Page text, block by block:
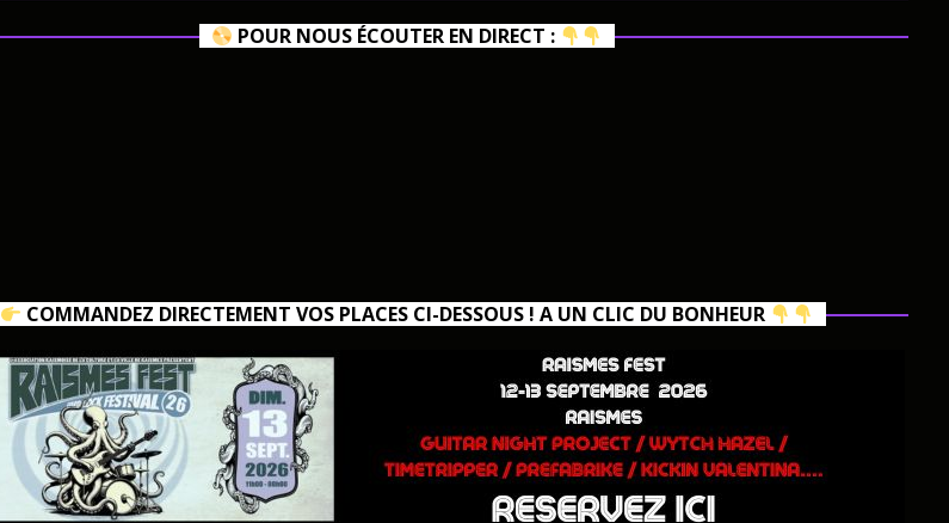
POUR NOUS ÉCOUTER EN DIRECT :
COMMANDEZ DIRECTEMENT VOS PLACES CI-DESSOUS ! A UN CLIC DU BONHEUR